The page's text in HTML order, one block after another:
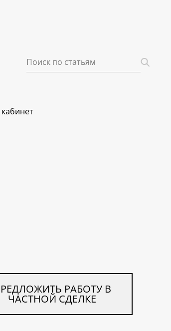
РАБОТУ В
ЧАСТНОЙ СДЕЛКЕ